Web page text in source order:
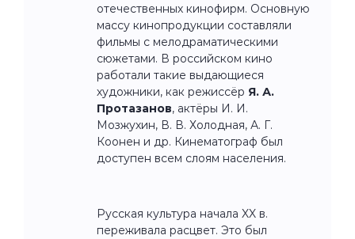
отечественных кинофирм. Основную
массу кинопродукции составляли
фильмы с мелодраматическими
сюжетами. В российском кино
работали такие выдающиеся
художники, как режиссёр Я. А.
Протазанов, актёры И. И.
Мозжухин, В. В. Холодная, А. Г.
Коонен и др. Кинематограф был
доступен всем слоям населения.
Русская культура начала XX в.
переживала расцвет. Это был